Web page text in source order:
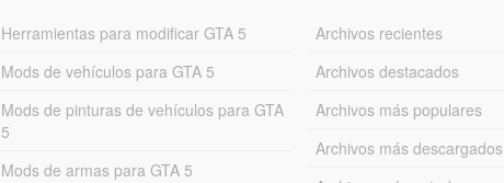
Herramientas para modificar GTA 5
Mods de vehículos para GTA 5
Mods de pinturas de vehículos para GTA
5
Mods de armas para GTA 5
Archivos recientes
Archivos destacados
Archivos más populares
Archivos más descargados